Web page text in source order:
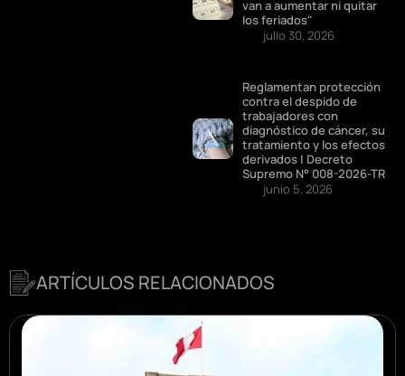
van a aumentar ni quitar
los feriados"
julio 30, 2026
Reglamentan protección
contra el despido de
trabajadores con
diagnóstico de cáncer, su
tratamiento y los efectos
derivados | Decreto
Supremo N° 008-2026-TR
junio 5, 2026
ARTÍCULOS RELACIONADOS